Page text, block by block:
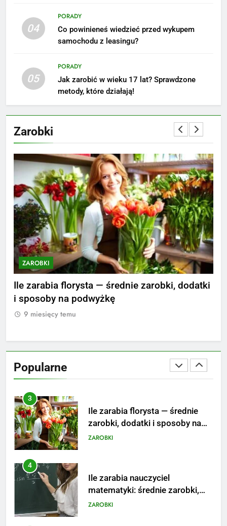
04
PORADY
Co powinieneś wiedzieć przed wykupem
samochodu z leasingu?
05
PORADY
Jak zarobić w wieku 17 lat? Sprawdzone
metody, które działają!
Zarobki
ZAROBKI
Ile zarabia florysta — średnie zarobki, dodatki
i sposoby na podwyżkę
9 miesięcy temu
Popularne
pomysły i przykłady, które
zainspirują
ZAROBKI
7
Jak przygotować się finansowo
na narodziny dziecka: ile to
kosztuje i jak zaplanować
budżet
PORADY
8
opinie i zarobki
PRACA
1
Ile zarabia striptizer: poznaj
aktualne stawki męskiego
striptizera
ZAROBKI
2
Ile zarabia psycholog szkolny:
poznaj średnie zarobki na tym
stanowisku
ZAROBKI
zarobki, dodatki i sposoby na
4
Ile zarabia nauczyciel
matematyki: średnie zarobki,
dodatki i perspektywy
ZAROBKI
5
Ile zarabia podolog: poznajmy
średnie zarobki na tym
stanowisku
ZAROBKI